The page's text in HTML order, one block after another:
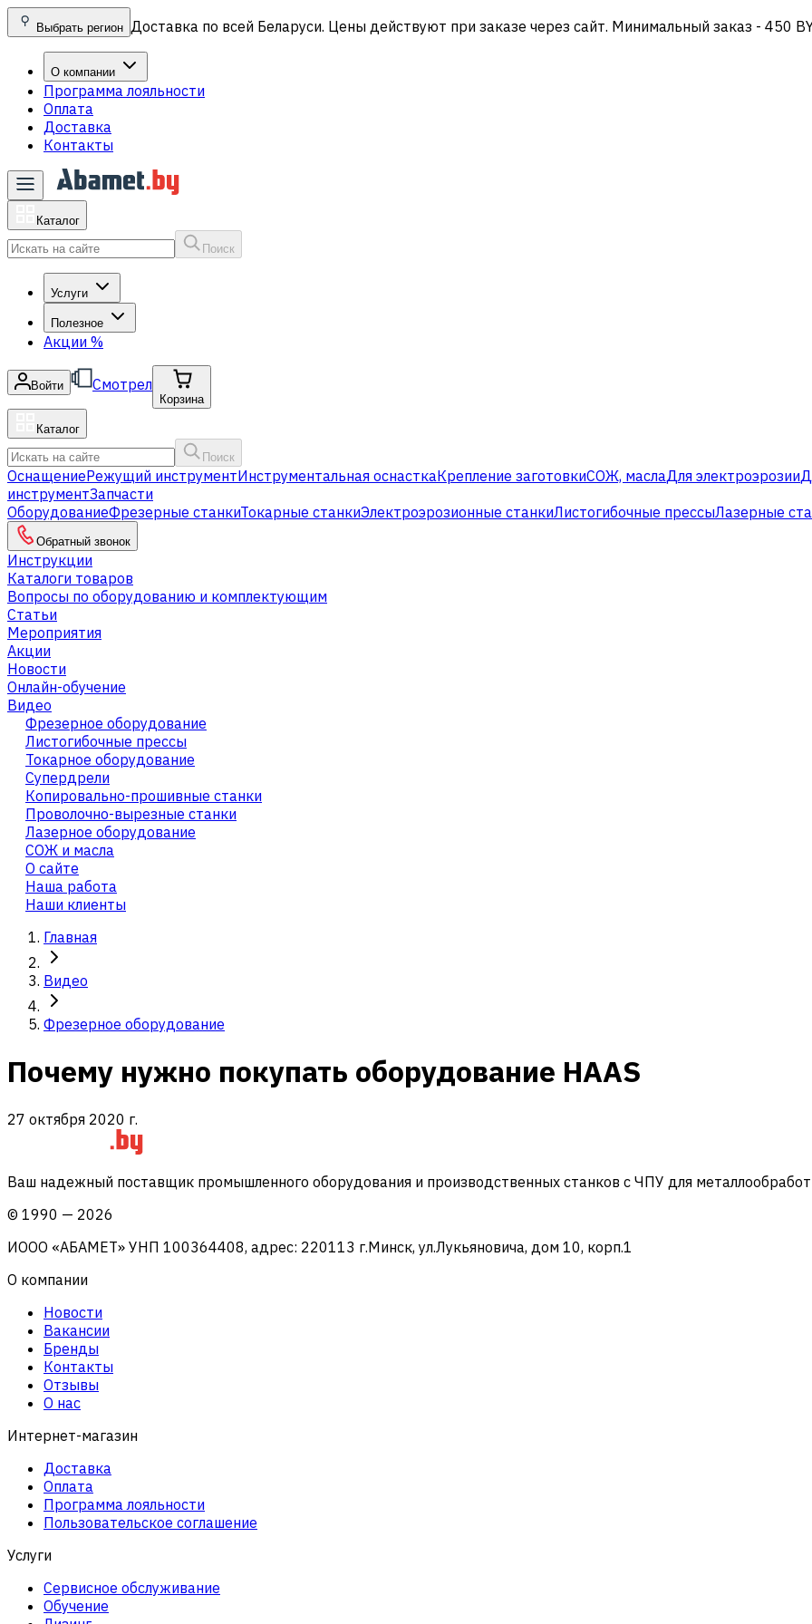
Выбрать регион Доставка по всей Беларуси. Цены действуют при заказе через сайт. Минимальный заказ - 450
О компании
Программа лояльности
Оплата
Доставка
Контакты
Каталог
Поиск
Услуги
Полезное
Акции %
Войти Смотрел
Корзина
Каталог
Поиск
ОснащениеРежущий инструментИнструментальная оснасткаКрепление заготовкиСОЖ, маслаДля электроэрозии
инструментЗапчасти
ОборудованиеФрезерные станкиТокарные станкиЭлектроэрозионные станкиЛистогибочные прессыЛазерные
Обратный звонок
Инструкции
Каталоги товаров
Вопросы по оборудованию и комплектующим
Статьи
Мероприятия
Акции
Новости
Онлайн-обучение
Видео
Фрезерное оборудование
Листогибочные прессы
Токарное оборудование
Cупердрели
Копировально-прошивные станки
Проволочно-вырезные станки
Лазерное оборудование
СОЖ и масла
О сайте
Наша работа
Наши клиенты
Главная
Видео
Фрезерное оборудование
Почему нужно покупать оборудование HAAS
27 октября 2020 г.
Ваш надежный поставщик промышленного оборудования и производственных станков с ЧПУ для
© 1990 — 2026
ИООО «АБАМЕТ» УНП 100364408, адрес: 220113 г.Минск, ул.Лукьяновича, дом 10, корп.1
О компании
Новости
Вакансии
Бренды
Контакты
Отзывы
О нас
Интернет-магазин
Доставка
Оплата
Программа лояльности
Пользовательское соглашение
Услуги
Сервисное обслуживание
Обучение